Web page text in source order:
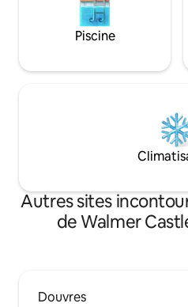
Piscine
Autres sites
de Walmer
Douvres